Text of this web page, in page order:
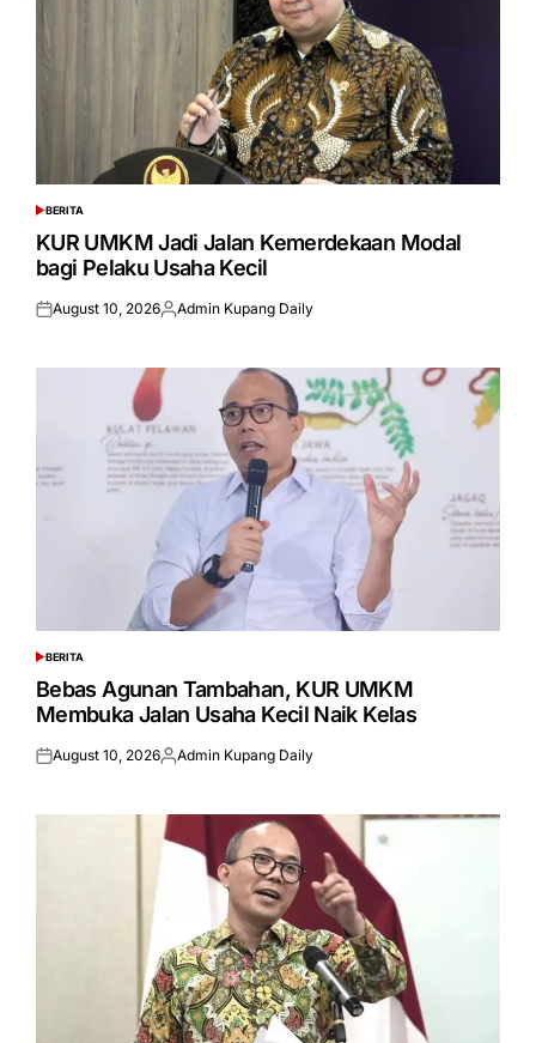
POSTED
IN
BERITA
KUR UMKM Jadi Jalan Kemerdekaan Modal
bagi Pelaku Usaha Kecil
Posted
August 10, 2026Posted
Admin Kupang Daily
POSTED
IN
BERITA
Bebas Agunan Tambahan, KUR UMKM
Membuka Jalan Usaha Kecil Naik Kelas
Posted
August 10, 2026Posted
Admin Kupang Daily